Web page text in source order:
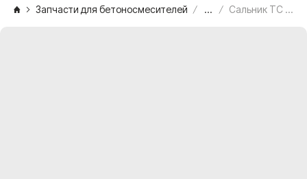
Запчасти для бетоносмесителей ... Сальник TC 260×290×15 (с пыльником) MEKA MB 1.0 — со стороны редуктора, 1001431